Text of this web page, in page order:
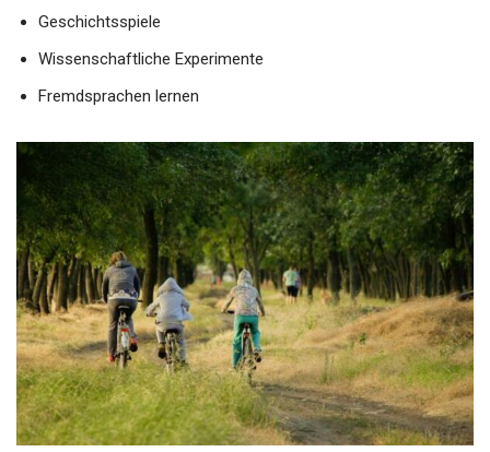
Geschichtsspiele
Wissenschaftliche Experimente
Fremdsprachen lernen